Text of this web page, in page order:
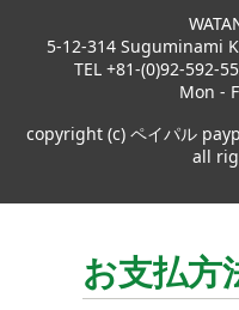
5-12-314 Suguminami
TEL +81-(0)92-592-
Mon -
copyright (c) ペイパル
all
お支払方